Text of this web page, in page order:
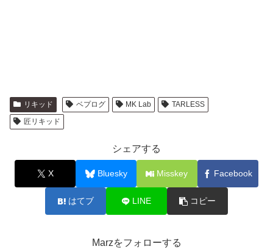
リキッド ベプログ MK Lab
TARLESS
匠リキッド
シェアする
X Bluesky Misskey Facebook
はてブ LINE コピー
Marzをフォローする